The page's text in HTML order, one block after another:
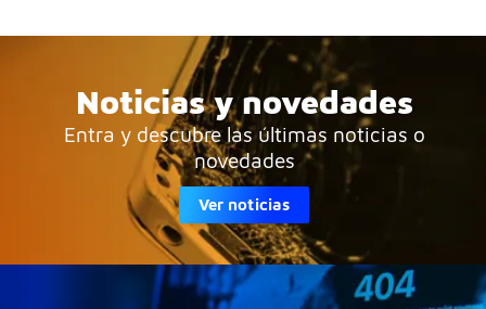
Noticias y novedades
Entra y descubre las últimas noticias o
novedades
Ver noticias